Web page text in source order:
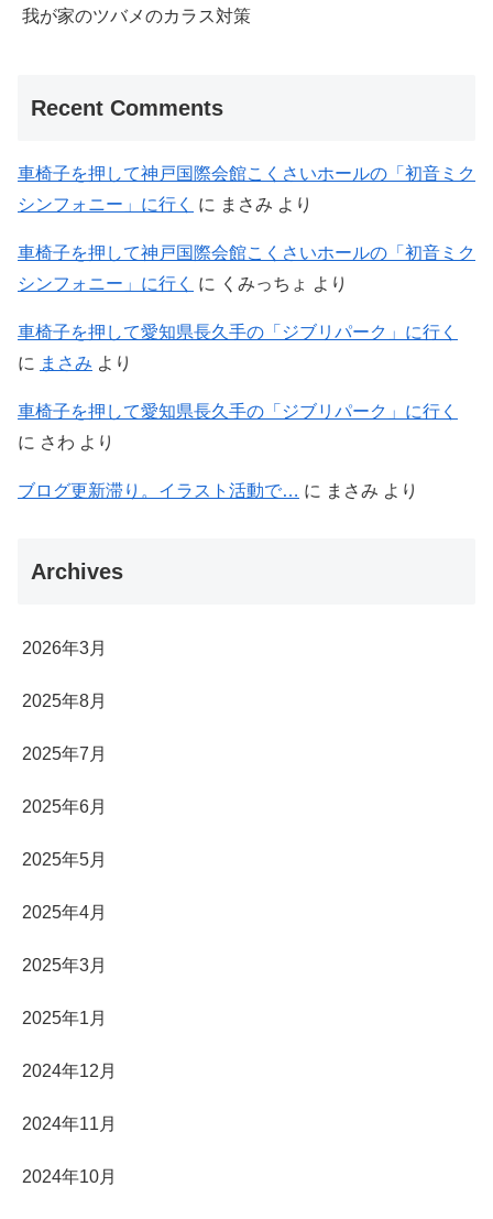
我が家のツバメのカラス対策
Recent Comments
車椅子を押して神戸国際会館こくさいホールの「初音ミク
シンフォニー」に行く
に まさみ より
車椅子を押して神戸国際会館こくさいホールの「初音ミク
シンフォニー」に行く
に くみっちょ より
車椅子を押して愛知県長久手の「ジブリパーク」に行く
に まさみ より
車椅子を押して愛知県長久手の「ジブリパーク」に行く
に さわ より
ブログ更新滞り。イラスト活動で… に まさみ より
Archives
2026年3月
2025年8月
2025年7月
2025年6月
2025年5月
2025年4月
2025年3月
2025年1月
2024年12月
2024年11月
2024年10月